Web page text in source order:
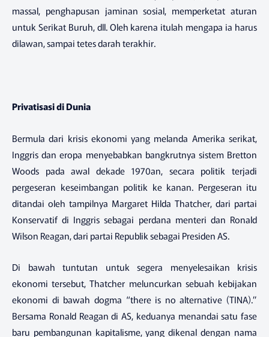
massal, penghapusan jaminan sosial, memperketat aturan
untuk Serikat Buruh, dll. Oleh karena itulah mengapa ia harus
dilawan, sampai tetes darah terakhir.
Privatisasi di Dunia
Bermula dari krisis ekonomi yang melanda Amerika serikat,
Inggris dan eropa menyebabkan bangkrutnya sistem Bretton
Woods pada awal dekade 1970an, secara politik terjadi
pergeseran keseimbangan politik ke kanan. Pergeseran itu
ditandai oleh tampilnya Margaret Hilda Thatcher, dari partai
Konservatif di Inggris sebagai perdana menteri dan Ronald
Wilson Reagan, dari partai Republik sebagai Presiden AS.
Di bawah tuntutan untuk segera menyelesaikan krisis
ekonomi tersebut, Thatcher meluncurkan sebuah kebijakan
ekonomi di bawah dogma “there is no alternative (TINA).”
Bersama Ronald Reagan di AS, keduanya menandai satu fase
baru pembangunan kapitalisme, yang dikenal dengan nama